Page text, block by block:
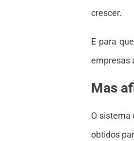
crescer.
E para
empresas
Mas
O sistema
obtidos